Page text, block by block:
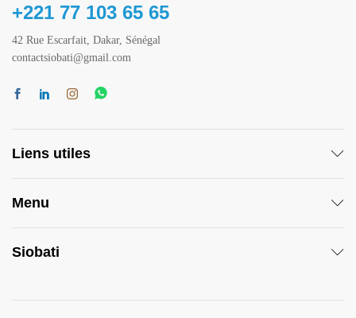
+221 77 103 65 65
42 Rue Escarfait, Dakar, Sénégal
contactsiobati@gmail.com
Liens utiles
Menu
Siobati